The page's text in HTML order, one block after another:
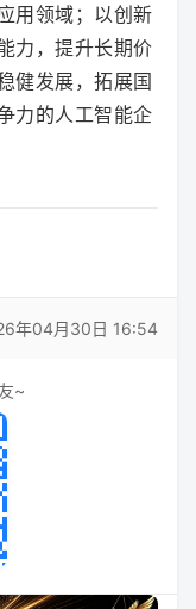
用领域；以创新
力，提升长期价
健发展，拓展国
力的人工智能企
年04月30日 16:54
~